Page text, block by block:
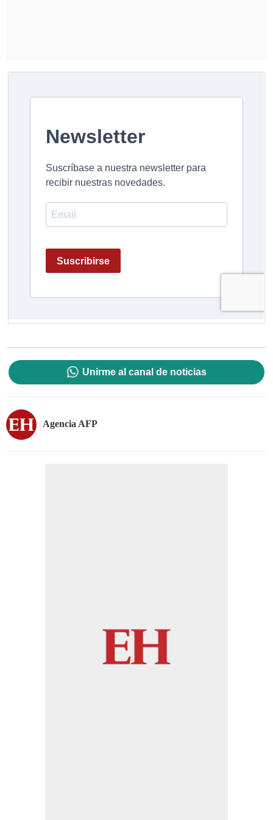
Unirme al canal de noticias
Agencia AFP